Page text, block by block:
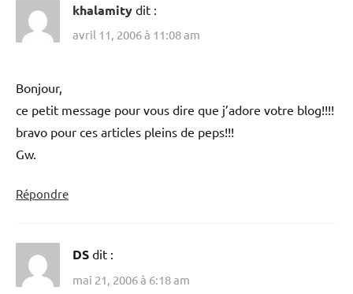
khalamity dit :
avril 11, 2006 à 11:08 am
Bonjour,
ce petit message pour vous dire que j’adore votre blog!!!!
bravo pour ces articles pleins de peps!!!
Gw.
Répondre
DS dit :
mai 21, 2006 à 6:18 am